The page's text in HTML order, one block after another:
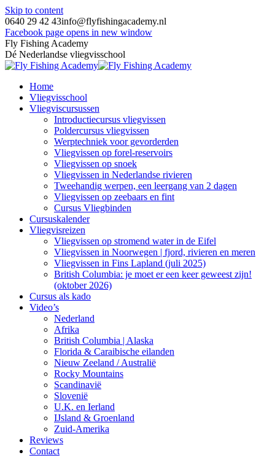
Skip to content
0640 29 42 43info@flyfishingacademy.nl
Facebook page opens in new window
Fly Fishing Academy
Dé Nederlandse vliegvisschool
Home
Vliegvisschool
Vliegviscursussen
Introductiecursus vliegvissen
Poldercursus vliegvissen
Werptechniek voor gevorderden
Vliegvissen op forel-reservoirs
Vliegvissen op snoek
Vliegvissen in Nederlandse rivieren
Tweehandig werpen, een leergang van 2 dagen
Vliegvissen op zeebaars en fint
Cursus Vliegbinden
Cursuskalender
Vliegvisreizen
Vliegvissen op stromend water in de Eifel
Vliegvissen in Noorwegen | fjord, rivieren en meren
Vliegvissen in Fins Lapland (juli 2025)
British Columbia: je moet er een keer geweest zijn!
(oktober 2026)
Cursus als kado
Video’s
Nederland
Afrika
British Columbia | Alaska
Florida & Caraibische eilanden
Nieuw Zeeland / Australië
Rocky Mountains
Scandinavië
Slovenië
U.K. en Ierland
IJsland & Groenland
Zuid-Amerika
Reviews
Contact